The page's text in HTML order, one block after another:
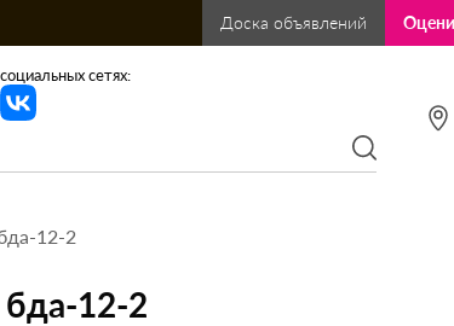
Доска объявлений
сетях:
12-2
12-2